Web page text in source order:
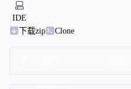
IDE
下载zip
Clone